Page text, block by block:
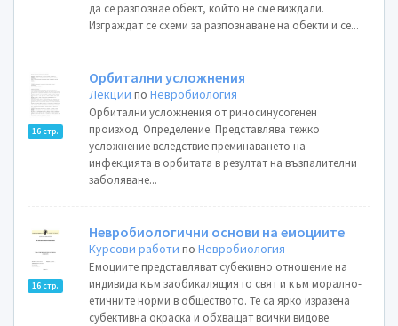
да се разпознае обект, който не сме виждали.
Изграждат се схеми за разпознаване на обекти и се...
16 стр.
Орбитални усложнения
Лекции поНевробиология
Орбитални усложнения от риносинусогенен
произход. Определение. Представлява тежко
усложнение вследствие преминаването на
инфекцията в орбитата в резултат на възпалителни
заболяване...
16 стр.
Невробиологични основи на емоциите
Курсови работи поНевробиология
Емоциите представляват субекивно отношение на
индивида към заобикалящия го свят и към морално-
етичните норми в обществото. Те са ярко изразена
субективна окраска и обхващат всички видове